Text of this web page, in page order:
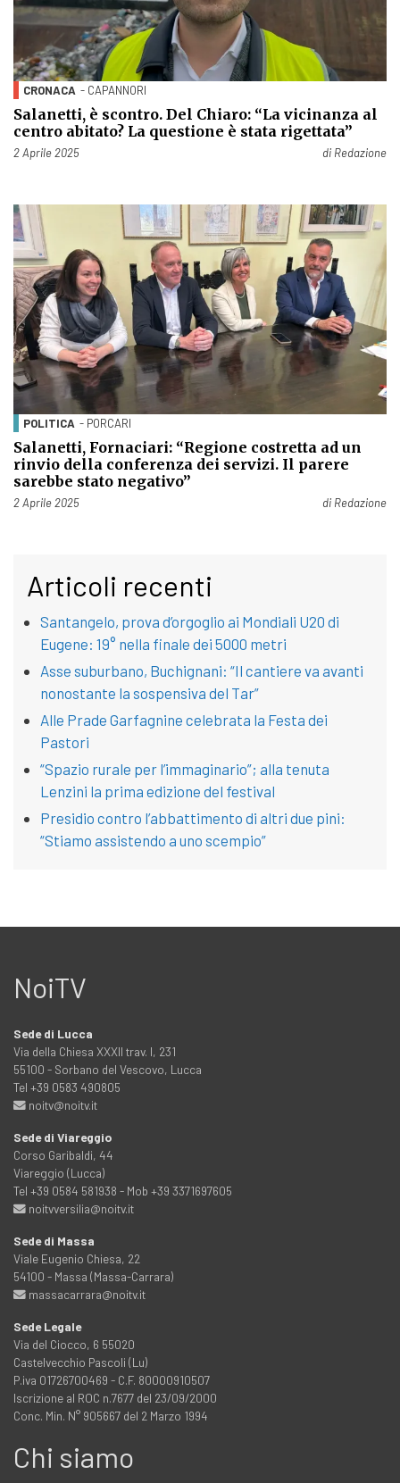
CRONACA - CAPANNORI
Salanetti, è scontro. Del Chiaro: “La vicinanza al
centro abitato? La questione è stata rigettata”
Pubblicato il
2 Aprile 2025 di Redazione
POLITICA - PORCARI
Salanetti, Fornaciari: “Regione costretta ad un
rinvio della conferenza dei servizi. Il parere
sarebbe stato negativo”
Pubblicato il
2 Aprile 2025 di Redazione
Articoli recenti
Santangelo, prova d’orgoglio ai Mondiali U20 di
Eugene: 19° nella finale dei 5000 metri
Asse suburbano, Buchignani: “Il cantiere va avanti
nonostante la sospensiva del Tar”
Alle Prade Garfagnine celebrata la Festa dei
Pastori
“Spazio rurale per l’immaginario”; alla tenuta
Lenzini la prima edizione del festival
Presidio contro l’abbattimento di altri due pini:
“Stiamo assistendo a uno scempio”
NoiTV
Sede di Lucca
Via della Chiesa XXXII trav. I, 231
55100 - Sorbano del Vescovo, Lucca
Tel +39 0583 490805
noitv@noitv.it
Sede di Viareggio
Corso Garibaldi, 44
Viareggio (Lucca)
Tel +39 0584 581938 - Mob +39 3371697605
noitvversilia@noitv.it
Sede di Massa
Viale Eugenio Chiesa, 22
54100 - Massa (Massa-Carrara)
massacarrara@noitv.it
Sede Legale
Via del Ciocco, 6 55020
Castelvecchio Pascoli (Lu)
P.iva 01726700469 - C.F. 80000910507
Iscrizione al ROC n.7677 del 23/09/2000
Conc. Min. N° 905667 del 2 Marzo 1994
Chi siamo